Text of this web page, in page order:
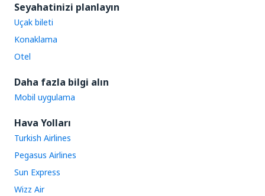
Seyahatinizi planlayın
Uçak bileti
Konaklama
Otel
Daha fazla bilgi alın
Mobil uygulama
Hava Yolları
Turkish Airlines
Pegasus Airlines
Sun Express
Wizz Air